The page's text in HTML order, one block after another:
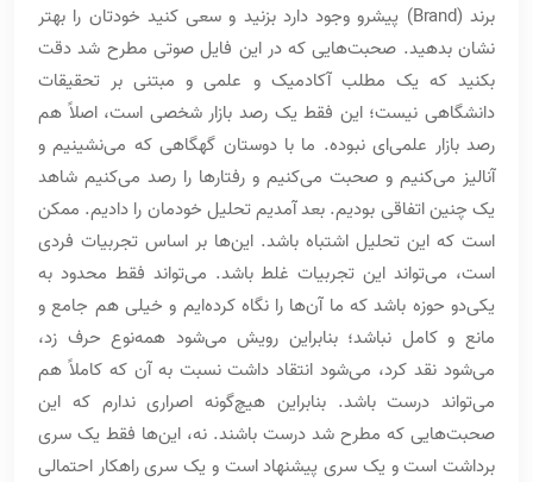
برند (Brand) پیشرو وجود دارد بزنید و سعی کنید خودتان را بهتر
نشان بدهید. صحبت‌هایی که در این فایل صوتی مطرح شد دقت
بکنید که یک مطلب آکادمیک و علمی و مبتنی بر تحقیقات
دانشگاهی نیست؛ این فقط یک رصد بازار شخصی است، اصلاً هم
رصد بازار علمی‌ای نبوده. ما با دوستان گهگاهی که می‌نشینیم و
آنالیز می‌کنیم و صحبت می‌کنیم و رفتارها را رصد می‌کنیم شاهد
یک چنین اتفاقی بودیم. بعد آمدیم تحلیل خودمان را دادیم. ممکن
است که این تحلیل اشتباه باشد. این‌ها بر اساس تجربیات فردی
است، می‌تواند این تجربیات غلط باشد. می‌تواند فقط محدود به
یکی‌دو حوزه باشد که ما آن‌ها را نگاه کرده‌ایم و خیلی هم جامع و
مانع و کامل نباشد؛ بنابراین رویش می‌شود همه‌نوع حرف زد،
می‌شود نقد کرد، می‌شود انتقاد داشت نسبت به آن که کاملاً هم
می‌تواند درست باشد. بنابراین هیچ‌گونه اصراری ندارم که این
صحبت‌هایی که مطرح شد درست باشند. نه، این‌ها فقط یک سری
برداشت است و یک سری پیشنهاد است و یک سری راهکار احتمالی